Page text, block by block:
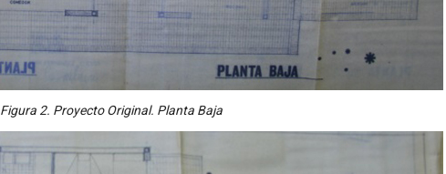
Figura 2. Proyecto Original. Planta Baja